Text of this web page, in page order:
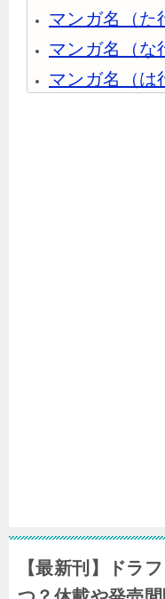
マンガ名（た
マンガ名（な
マンガ名（は
【最新刊】ドラ